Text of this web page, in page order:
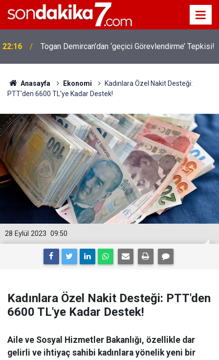
22:16 Togan Demircan’dan ‘geçici Görevlendirme’ Tepkisi!
Anasayfa Ekonomi
Kadınlara Özel Nakit Desteği:
PTT'den 6600 TL'ye Kadar Destek!
09:50
28 Eylül 2023
Kadınlara Özel Nakit Desteği: PTT'den
6600 TL'ye Kadar Destek!
Aile ve Sosyal Hizmetler Bakanlığı, özellikle dar
gelirli ve ihtiyaç sahibi kadınlara yönelik yeni bir